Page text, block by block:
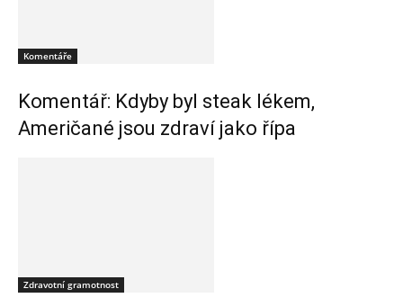
Komentáře
Komentář: Kdyby byl steak lékem,
Američané jsou zdraví jako řípa
Zdravotní gramotnost